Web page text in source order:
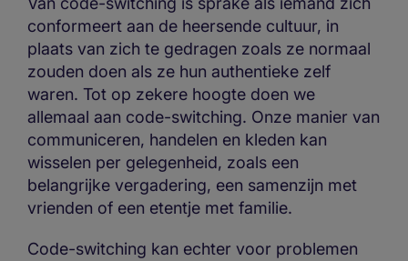
conformeert aan de heersende cultuur, in
plaats van zich te gedragen zoals ze normaal
zouden doen als ze hun authentieke zelf
waren. Tot op zekere hoogte doen we
allemaal aan code-switching. Onze manier van
communiceren, handelen en kleden kan
wisselen per gelegenheid, zoals een
belangrijke vergadering, een samenzijn met
vrienden of een etentje met familie.
Code-switching kan echter voor problemen